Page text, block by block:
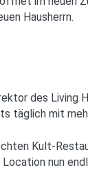
Hausherrn.
des Living
täglich mit
Kult-
nun